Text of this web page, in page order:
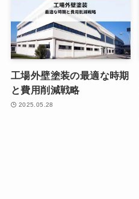
工場外壁塗装の最適な時期
と費用削減戦略
2025.05.28